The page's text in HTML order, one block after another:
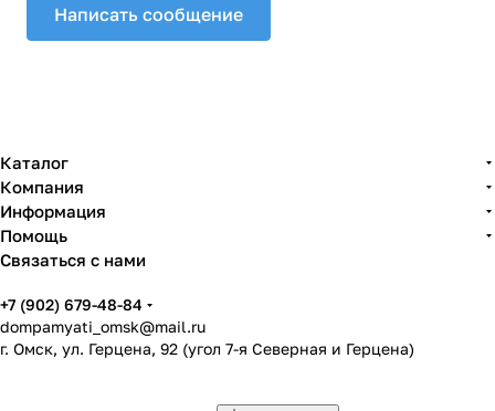
Написать сообщение
Каталог
Компания
Информация
Помощь
Связаться с нами
+7 (902) 679-48-84
dompamyati_omsk@mail.ru
г. Омск, ул. Герцена, 92 (угол 7-я Северная и Герцена)